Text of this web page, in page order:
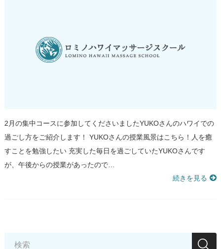
2月の集中コースに参加してくださいましたYUKOさんのハワイでの
過ごし方をご紹介します！ YUKOさんの授業風景はこちら！人を癒
すことを勉強したい 充実した毎日を過ごしていたYUKOさんです
が、午後からの授業があったので…
続きを見る